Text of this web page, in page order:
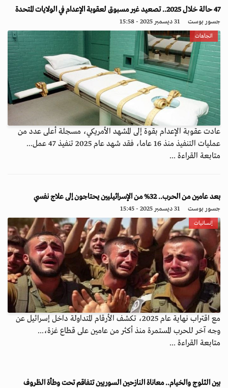
47 حالة خلال 2025.. تصعيد غير مسبوق لعقوبة الإعدام في الولايات المتحدة
جسور بوست 31 ديسمبر 2025 - 15:58
اتجاهات
عادت عقوبة الإعدام بقوة إلى المشهد الأمريكي، مسجلة أعلى عدد من
عمليات التنفيذ منذ 16 عاما، فقد شهد عام 2025 تنفيذ 47 عمل...
متابعة القراءة ...
بعد عامين من الحرب.. 32% من الإسرائيليين يحتاجون إلى علاج نفسي
جسور بوست 31 ديسمبر 2025 - 15:45
إنسانيات
مع اقتراب نهاية عام 2025، تكشف الأرقام المتداولة داخل إسرائيل عن
وجه آخر للحرب المستمرة منذ أكثر من عامين على قطاع غزة،...
متابعة القراءة ...
بين الثلوج والخيام.. معاناة النازحين السوريين تتفاقم تحت وطأة الظروف